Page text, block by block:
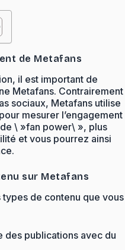
de Metafans
il est important de
Metafans. Contrairement
sociaux, Metafans utilise
mesurer l’engagement
\ »fan power\ », plus
et vous pourrez ainsi
sur Metafans
de contenu que vous
des publications avec du